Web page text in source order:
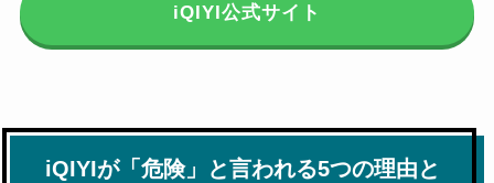
iQIYI公式サイト
iQIYIが「危険」と言われる5つの理由と